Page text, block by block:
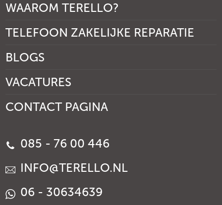
WAAROM TERELLO?
TELEFOON ZAKELIJKE REPARATIE
BLOGS
VACATURES
CONTACT PAGINA
085 - 76 00 446
INFO@TERELLO.NL
06 - 30634639